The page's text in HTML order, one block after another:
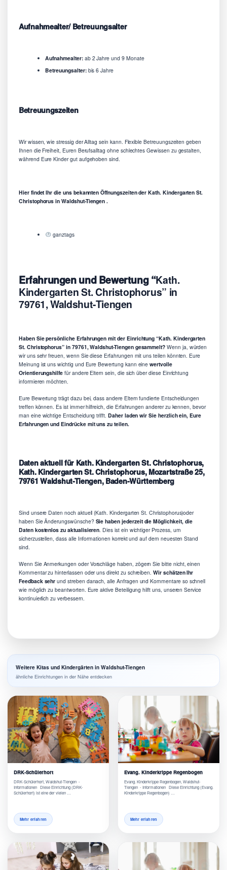
Aufnahmealter/ Betreuungsalter
Aufnahmealter:ab 2 Jahre und 9 Monate
Betreuungsalter:bis 6 Jahre
Betreuungszeiten
Wir wissen, wie stressig der Alltag sein kann. Flexible Betreuungszeiten geben
Ihnen die Freiheit, Euren Berufsalltag ohne schlechtes Gewissen zu gestalten,
während Eure Kinder gut aufgehoben sind.
Hier findet Ihr die uns bekannten Öffnungszeiten der Kath. Kindergarten St.
Christophorus in Waldshut-Tiengen .
ganztags
Erfahrungen und Bewertung “Kath.
Kindergarten St. Christophorus” in
79761, Waldshut-Tiengen
Haben Sie persönliche Erfahrungen mit der Einrichtung “Kath. Kindergarten
St. Christophorus” in 79761, Waldshut-Tiengen gesammelt? Wenn ja, würden
wir uns sehr freuen, wenn Sie diese Erfahrungen mit uns teilen könnten. Eure
Meinung ist uns wichtig und Eure Bewertung kann einewertvolle
Orientierungshilfe für andere Eltern sein, die sich über diese Einrichtung
informieren möchten.
Eure Bewertung trägt dazu bei, dass andere Eltern fundierte Entscheidungen
treffen können. Es ist immer hilfreich, die Erfahrungen anderer zu kennen, bevor
man eine wichtige Entscheidung trifft. Daher laden wir Sie herzlich ein, Eure
Erfahrungen und Eindrücke mit uns zu teilen.
Daten aktuell für Kath. Kindergarten St. Christophorus,
Kath. Kindergarten St. Christophorus, Mozartstraße 25,
79761 Waldshut-Tiengen, Baden-Württemberg
Sind unsere Daten noch aktuell (Kath. Kindergarten St. Christophorus)oder
haben Sie Änderungswünsche? Sie haben jederzeit die Möglichkeit, die
Daten kostenlos zu aktualisieren. Dies ist ein wichtiger Prozess, um
sicherzustellen, dass alle Informationen korrekt und auf dem neuesten Stand
sind.
Wenn Sie Anmerkungen oder Vorschläge haben, zögern Sie bitte nicht, einen
Kommentar zu hinterlassen oder uns direkt zu schreiben.Wir schätzen Ihr
Feedback sehr und streben danach, alle Anfragen und Kommentare so schnell
wie möglich zu beantworten. Eure aktive Beteiligung hilft uns, unseren Service
kontinuierlich zu verbessern.
Weitere Kitas und Kindergärten in Waldshut-Tiengen
ähnliche Einrichtungen in der Nähe entdecken
DRK-Schülerhort
DRK-Schülerhort, Waldshut-Tiengen -
Informationen Diese Einrichtung (DRK-
Schülerhort) ist eine der vielen …
Mehr erfahren
Evang. Kinderkrippe Regenbogen
Evang. Kinderkrippe Regenbogen, Waldshut-
Tiengen - Informationen Diese Einrichtung (Evang.
Kinderkrippe Regenbogen) …
Mehr erfahren